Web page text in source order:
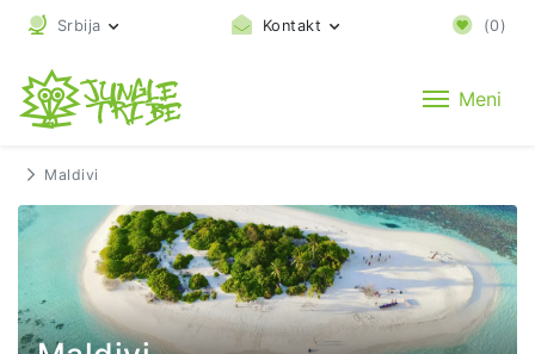
Srbija Kontakt (0)
Meni
Maldivi